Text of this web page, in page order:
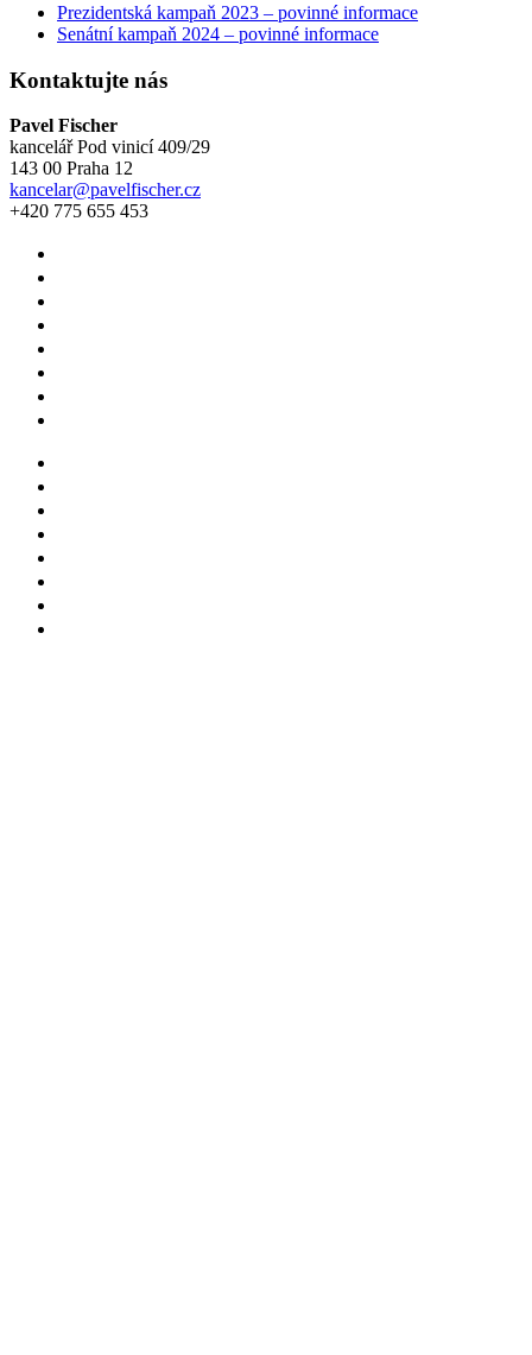
Prezidentská kampaň 2023 – povinné informace
Senátní kampaň 2024 – povinné informace
Kontaktujte nás
Pavel Fischer
kancelář Pod vinicí 409/29
143 00 Praha 12
kancelar@pavelfischer.cz
+420 775 655 453